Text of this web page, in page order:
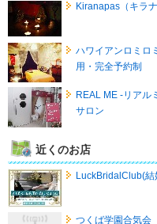
Kiranapas（キラナ
ハワイアンロミロ
用・完全予約制
REAL ME -リ
サロン
近くのお店
LuckBridalClub(結
つくば学園合気会